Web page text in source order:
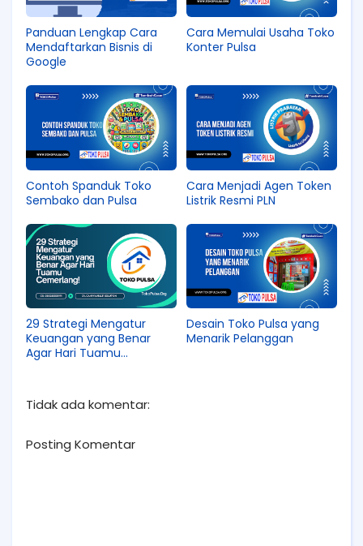
Panduan Lengkap Cara
Mendaftarkan Bisnis di
Google
Cara Memulai Usaha Toko
Konter Pulsa
Contoh Spanduk Toko
Sembako dan Pulsa
Cara Menjadi Agen Token
Listrik Resmi PLN
29 Strategi Mengatur
Keuangan yang Benar
Agar Hari Tuamu
Desain Toko Pulsa yang
Menarik Pelanggan
Tidak ada komentar:
Posting Komentar